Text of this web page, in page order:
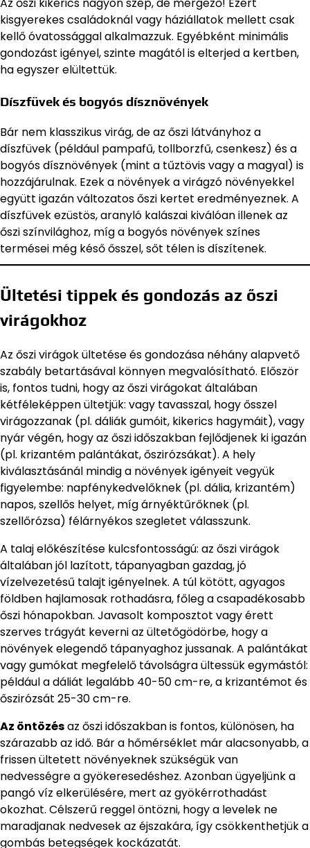
Az őszi kikerics nagyon szép, de mérgező! Ezért
kisgyerekes családoknál vagy háziállatok mellett csak
kellő óvatossággal alkalmazzuk. Egyébként minimális
gondozást igényel, szinte magától is elterjed a kertben,
ha egyszer elültettük.
Díszfüvek és bogyós dísznövények
Bár nem klasszikus virág, de az őszi látványhoz a
díszfüvek (például pampafű, tollborzfű, csenkesz) és a
bogyós dísznövények (mint a tűztövis vagy a magyal) is
hozzájárulnak. Ezek a növények a virágzó növényekkel
együtt igazán változatos őszi kertet eredményeznek. A
díszfüvek ezüstös, aranyló kalászai kiválóan illenek az
őszi színvilághoz, míg a bogyós növények színes
termései még késő ősszel, sőt télen is díszítenek.
Ültetési tippek és gondozás az őszi
virágokhoz
Az őszi virágok ültetése és gondozása néhány alapvető
szabály betartásával könnyen megvalósítható. Először
is, fontos tudni, hogy az őszi virágokat általában
kétféleképpen ültetjük: vagy tavasszal, hogy ősszel
virágozzanak (pl. dáliák gumóit, kikerics hagymáit), vagy
nyár végén, hogy az őszi időszakban fejlődjenek ki igazán
(pl. krizantém palántákat, őszirózsákat). A hely
kiválasztásánál mindig a növények igényeit vegyük
figyelembe: napfénykedvelőknek (pl. dália, krizantém)
napos, szellős helyet, míg árnyéktűrőknek (pl.
szellőrózsa) félárnyékos szegletet válasszunk.
A talaj előkészítése kulcsfontosságú: az őszi virágok
általában jól lazított, tápanyagban gazdag, jó
vízelvezetésű talajt igényelnek. A túl kötött, agyagos
földben hajlamosak rothadásra, főleg a csapadékosabb
őszi hónapokban. Javasolt komposztot vagy érett
szerves trágyát keverni az ültetőgödörbe, hogy a
növények elegendő tápanyaghoz jussanak. A palántákat
vagy gumókat megfelelő távolságra ültessük egymástól:
például a dáliát legalább 40-50 cm-re, a krizantémot és
őszirózsát 25-30 cm-re.
Az öntözésaz őszi időszakban is fontos, különösen, ha
szárazabb az idő. Bár a hőmérséklet már alacsonyabb, a
frissen ültetett növényeknek szükségük van
nedvességre a gyökeresedéshez. Azonban ügyeljünk a
pangó víz elkerülésére, mert az gyökérrothadást
okozhat. Célszerű reggel öntözni, hogy a levelek ne
maradjanak nedvesek az éjszakára, így csökkenthetjük a
gombás betegségek kockázatát.